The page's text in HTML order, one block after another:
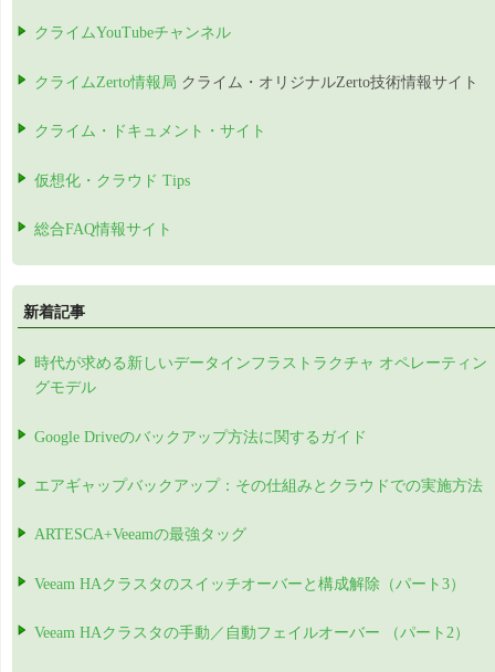
クライムYouTubeチャンネル
クライムZerto情報局 クライム・オリジナルZerto技術情報サイト
クライム・ドキュメント・サイト
仮想化・クラウド Tips
総合FAQ情報サイト
新着記事
時代が求める新しいデータインフラストラクチャ オペレーティン
グモデル
Google Driveのバックアップ方法に関するガイド
エアギャップバックアップ：その仕組みとクラウドでの実施方法
ARTESCA+Veeamの最強タッグ
Veeam HAクラスタのスイッチオーバーと構成解除（パート3）
Veeam HAクラスタの手動／自動フェイルオーバー （パート2）